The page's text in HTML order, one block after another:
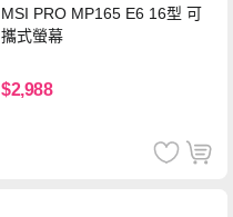
MSI PRO MP165 E6 16型 可
攜式螢幕
$2,988